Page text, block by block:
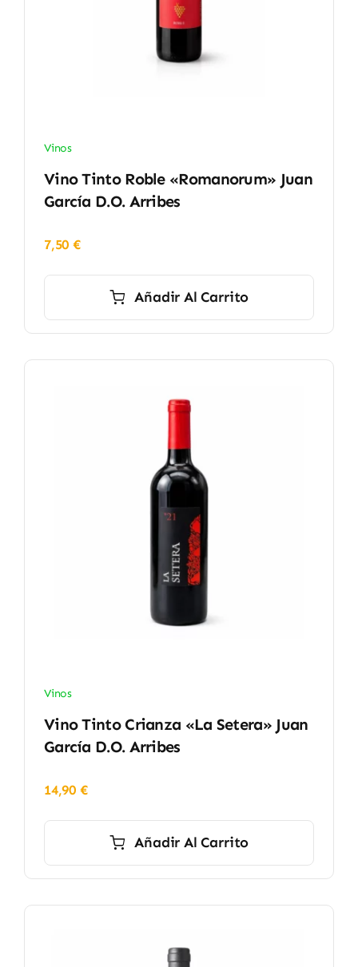
Vinos
Vino Tinto Roble «Romanorum» Juan
García D.O. Arribes
7,50€
Añadir Al Carrito
Vinos
Vino Tinto Crianza «La Setera» Juan
García D.O. Arribes
14,90 €
Añadir Al Carrito